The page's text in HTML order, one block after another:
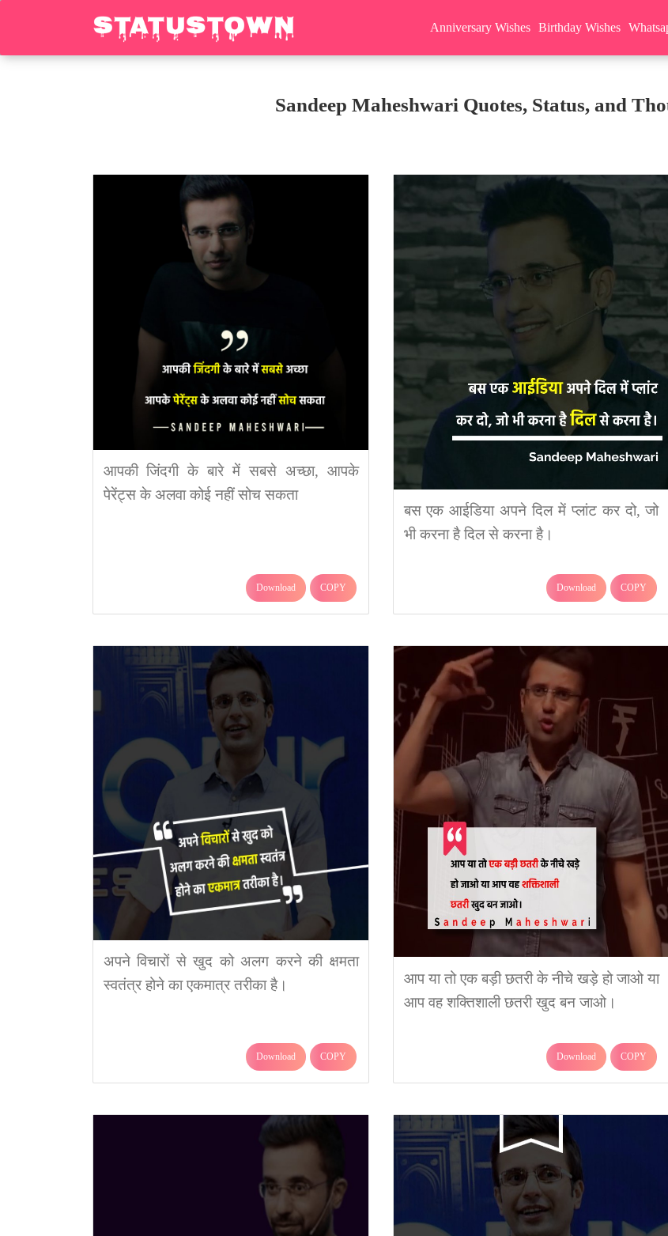
Anniversary Wishes Birthday Wishes
Sandeep Maheshwari Quotes, Status, and
आपकी जिंदगी के बारे में सबसे अच्छा, आपके
पेरेंट्स के अलवा कोई नहीं सोच सकता
Download COPY
बस एक आईडिया अपने दिल में प्लांट कर दो, जो
भी करना है दिल से करना है।
Download COPY
अपने विचारों से खुद को अलग करने की क्षमता
स्वतंत्र होने का एकमात्र तरीका है।
Download COPY
आप या तो एक बड़ी छतरी के नीचे खड़े हो जाओ या
आप वह शक्तिशाली छतरी खुद बन जाओ।
Download COPY